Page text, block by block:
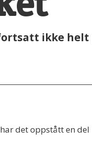
ikke helt
det oppstått en del